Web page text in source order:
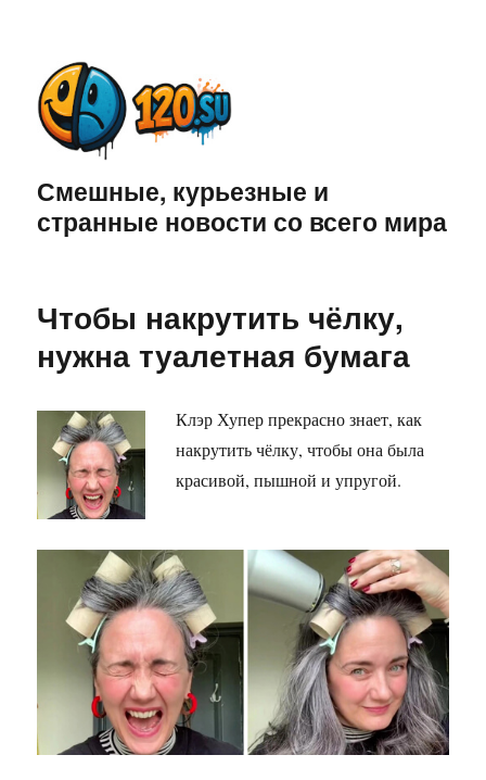
Смешные, курьезные и
странные новости со всего мира
Чтобы накрутить чёлку,
нужна туалетная бумага
Клэр Хупер прекрасно знает, как
накрутить чёлку, чтобы она была
красивой, пышной и упругой.